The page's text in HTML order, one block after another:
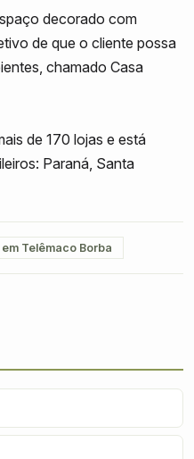
decorado com
de que o cliente possa
chamado Casa
de 170 lojas e está
Paraná, Santa
Telêmaco Borba